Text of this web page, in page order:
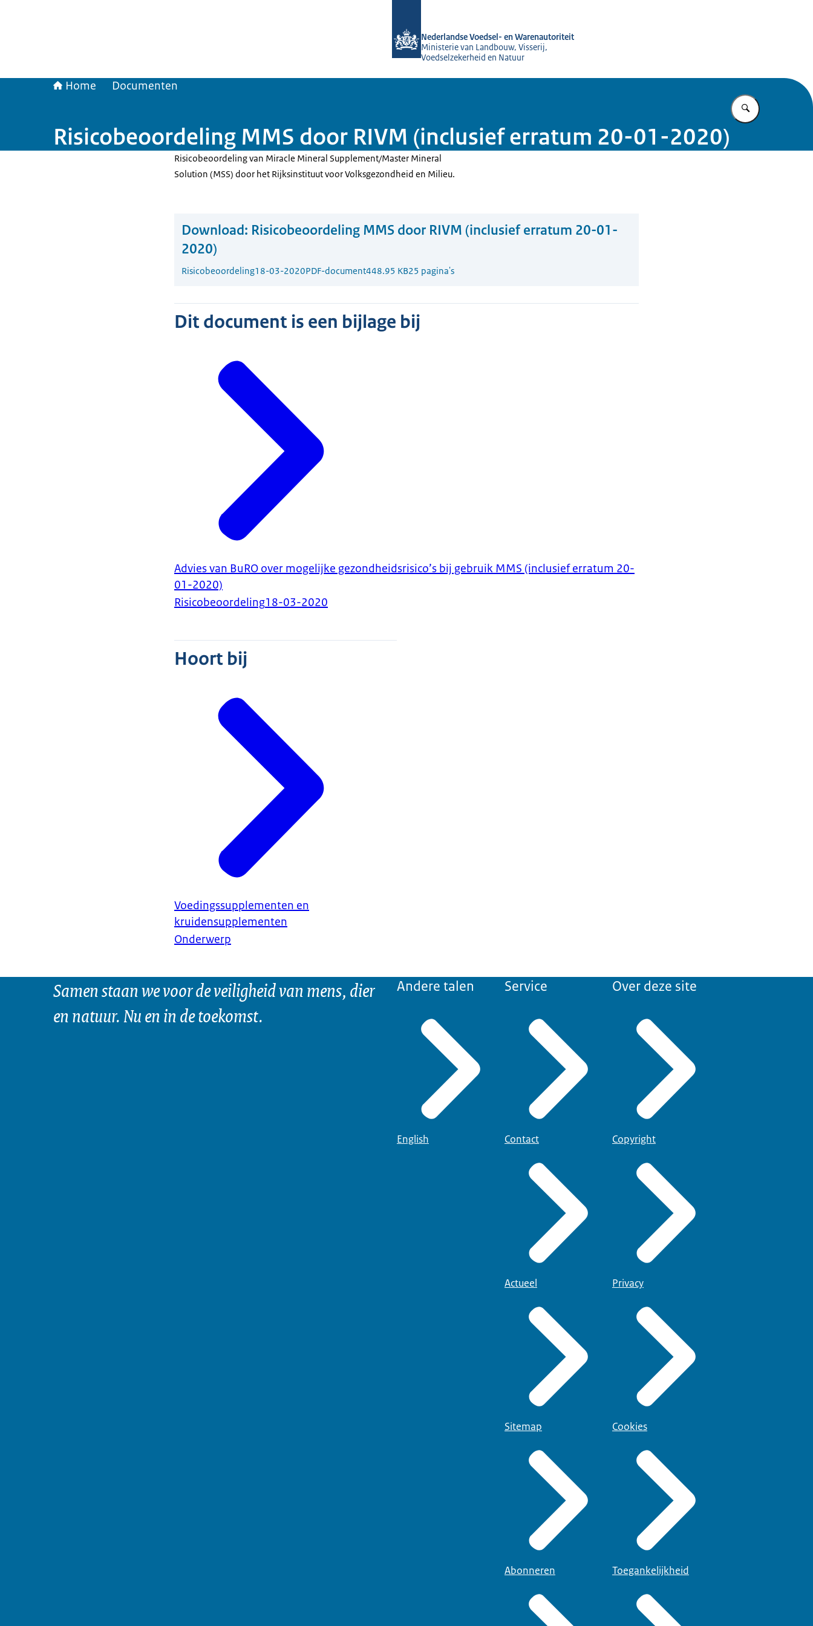
Nederlandse Voedsel- en Warenautoriteit
Ministerie van Landbouw, Visserij,
Voedselzekerheid en Natuur
Home Documenten
Vul in wat u
Risicobeoordeling MMS door RIVM (inclusief erratum 20-01-2020)
Risicobeoordeling van Miracle Mineral Supplement/Master Mineral
Solution (MSS) door het Rijksinstituut voor Volksgezondheid en Milieu.
Download: Risicobeoordeling MMS door RIVM (inclusief erratum 20-01-
2020)
Risicobeoordeling18-03-2020PDF-document448.95 KB25 pagina's
Dit document is een bijlage bij
Advies van BuRO over mogelijke gezondheidsrisico’s bij gebruik MMS (inclusief erratum 20-
01-2020)
Risicobeoordeling18-03-2020
Hoort bij
Voedingssupplementen en
kruidensupplementen
Onderwerp
Samen staan we voor de veiligheid van mens, dier
en natuur. Nu en in de toekomst.
Andere talen
English
Service
Contact
Actueel
Sitemap
Abonneren
Over deze site
Copyright
Privacy
Cookies
Toegankelijkheid